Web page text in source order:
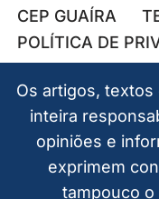
CEP GUAÍRA
POLÍTICA DE
Os artigos,
inteira
opiniões e
exprimem
tampouco o